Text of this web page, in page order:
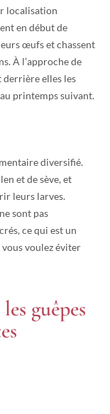
localisation
en début de
œufs et chassent
À l’approche de
derrière elles les
printemps suivant.
diversifié.
et de sève, et
leurs larves.
sont pas
ce qui est un
voulez éviter
guêpes